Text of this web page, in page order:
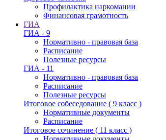
Профилактика наркомании
Финансовая грамотность
ГИА
ГИА - 9
Нормативно - правовая база
Расписание
Полезные ресурсы
ГИА - 11
Нормативно - правовая база
Расписание
Полезные ресурсы
Итоговое собеседование ( 9 класс )
Нормативные документы
Расписание
Итоговое сочинение ( 11 класс )